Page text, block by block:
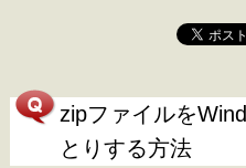
zipファイルを
とりする方法